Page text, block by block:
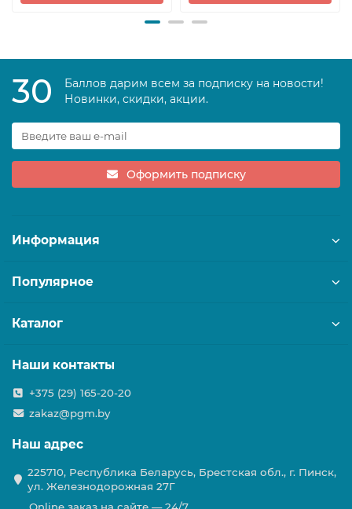
30
Баллов дарим всем за подписку на новости!
Новинки, скидки, акции.
Оформить подписку
Информация
Популярное
Каталог
Наши контакты
+375 (29) 165-20-20
zakaz@pgm.by
Наш адрес
225710, Республика Беларусь, Брестская обл., г. Пинск,
ул. Железнодорожная 27Г